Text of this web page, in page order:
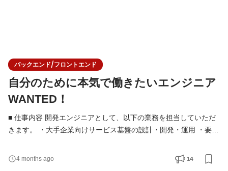
バックエンド/フロントエンド
自分のために本気で働きたいエンジニア
WANTED！
■ 仕事内容 開発エンジニアとして、以下の業務を担当していただ
きます。 ・大手企業向けサービス基盤の設計・開発・運用 ・要件
／バックエンド／インフラを横断した開発 ・技術選定やアーキテ
クチャ設計への関与 ・チームでの設計レビュー・コードレビュー
4 months ago 14